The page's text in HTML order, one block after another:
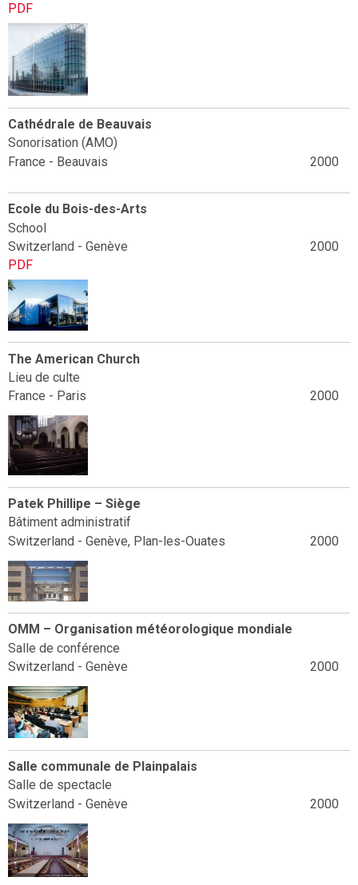
PDF
Cathédrale de Beauvais
Sonorisation (AMO)
2000
France - Beauvais
Ecole du Bois-des-Arts
School
2000
Switzerland - Genève
PDF
The American Church
Lieu de culte
2000
France - Paris
Patek Phillipe – Siège
Bâtiment administratif
2000
Switzerland - Genève, Plan-les-Ouates
OMM – Organisation météorologique mondiale
Salle de conférence
2000
Switzerland - Genève
Salle communale de Plainpalais
Salle de spectacle
2000
Switzerland - Genève